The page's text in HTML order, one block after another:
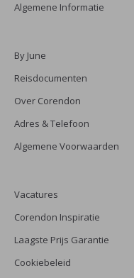
Algemene Informatie
By June
Reisdocumenten
Over Corendon
Adres & Telefoon
Algemene Voorwaarden
Vacatures
Corendon Inspiratie
Laagste Prijs Garantie
Cookiebeleid